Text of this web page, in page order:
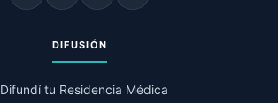
DIFUSIÓN
Difundí tu Residencia Médica